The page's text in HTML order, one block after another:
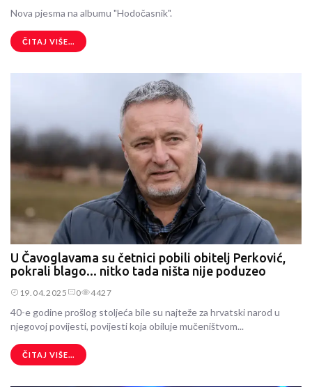
Nova pjesma na albumu "Hodočasnik".
ČITAJ VIŠE...
U Čavoglavama su četnici pobili obitelj Perković,
pokrali blago... nitko tada ništa nije poduzeo
19.04.2025 0 4427
40-e godine prošlog stoljeća bile su najteže za hrvatski narod u
njegovoj povijesti, povijesti koja obiluje mučeništvom...
ČITAJ VIŠE...